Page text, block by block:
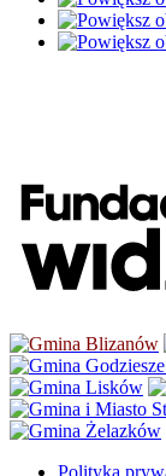
Polityka